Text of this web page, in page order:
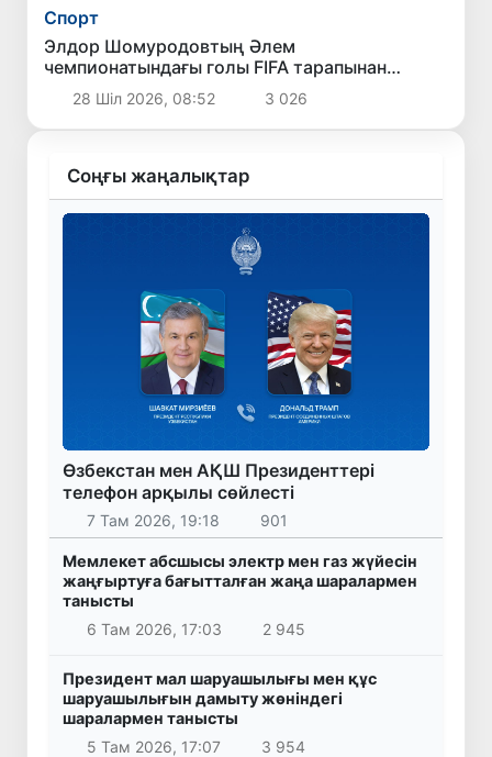
Спорт
Элдор Шомуродовтың Әлем
чемпионатындағы голы FIFA тарапынан
өткізілген «Турнирдің ең әдемі голы»
сауалнамасында екінші орынды иеледі
28 Шіл 2026, 08:52 3 026
Соңғы жаңалықтар
Өзбекстан мен АҚШ Президенттері
телефон арқылы сөйлесті
7 Там 2026, 19:18 901
Мемлекет абсшысы электр мен газ жүйесін
жаңғыртуға бағытталған жаңа шаралармен
танысты
6 Там 2026, 17:03
2 945
Президент мал шаруашылығы мен құс
шаруашылығын дамыту жөніндегі
шаралармен танысты
5 Там 2026, 17:07
3 954